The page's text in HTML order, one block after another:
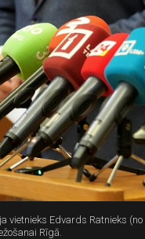
vietnieks Edvards Ratnieks
Rīgā.